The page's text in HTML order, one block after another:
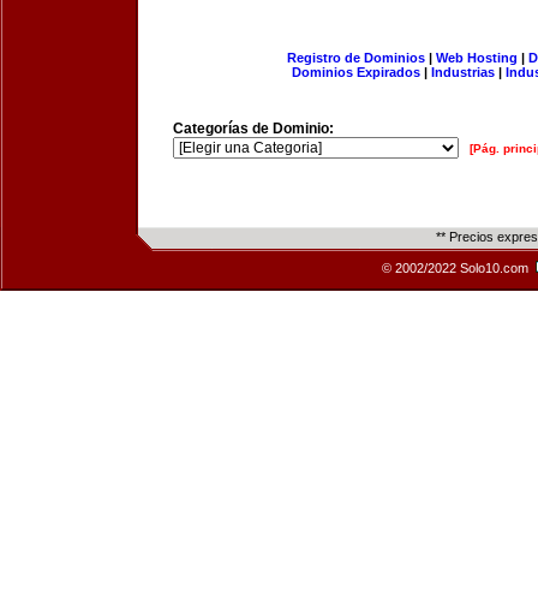
Registro de Dominios| Web Hosting |
Dominios Expirados | Industrias |
Categorías de Dominio:
[Pág.
** Precios
© 2002/2022 Solo10.com